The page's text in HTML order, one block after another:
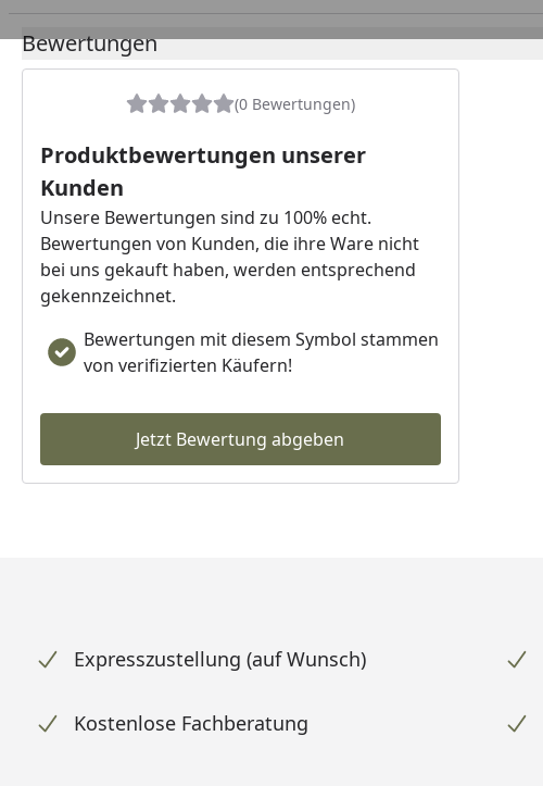
Bewertungen
(0 Bewertungen)
Produktbewertungen unserer
Kunden
Unsere Bewertungen sind zu 100% echt.
Bewertungen von Kunden, die ihre Ware nicht
bei uns gekauft haben, werden entsprechend
gekennzeichnet.
Bewertungen mit diesem Symbol stammen
von verifizierten Käufern!
Jetzt Bewertung abgeben
Expresszustellung (auf Wunsch)
Kostenlose Fachberatung